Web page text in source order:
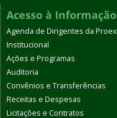
Acesso à Informação
Agenda de Dirigentes da Proex
Institucional
Ações e Programas
Auditoria
Convênios e Transferências
Receitas e Despesas
Licitações e Contratos